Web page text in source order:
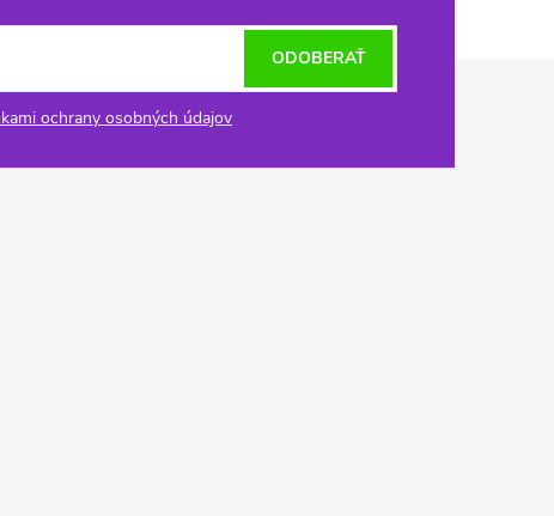
ochrany osobných údajov
ODOBERAŤ